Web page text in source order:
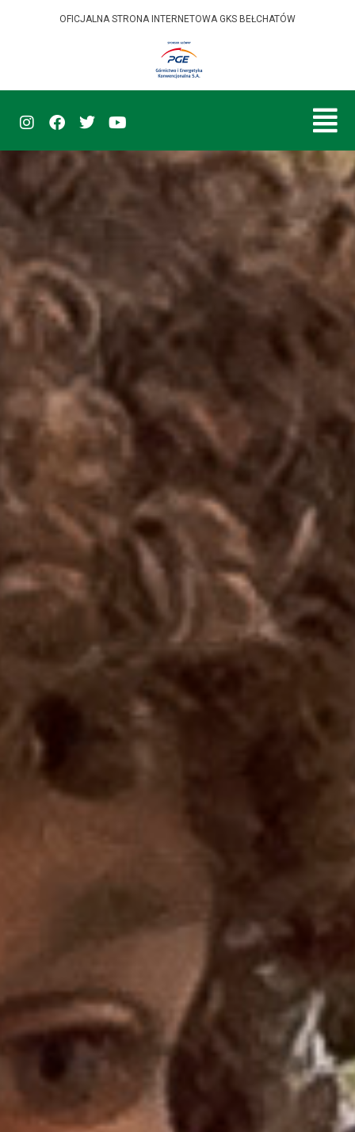
OFICJALNA STRONA INTERNETOWA GKS BEŁCHATÓW